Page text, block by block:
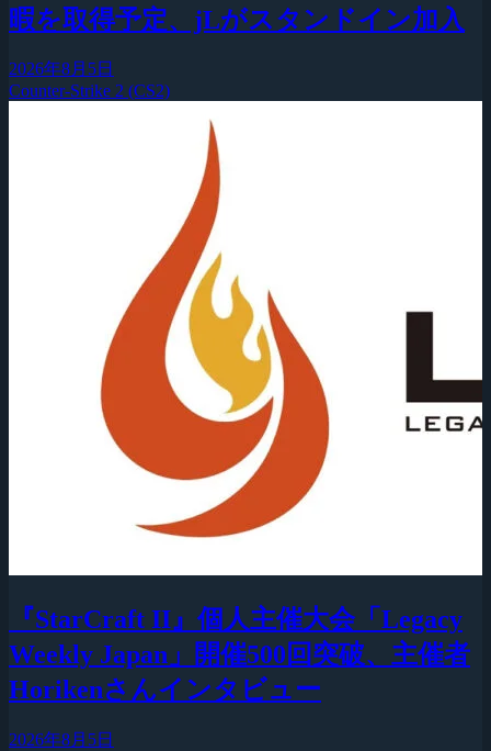
暇を取得予定、jLがスタンドイン加入
2026年8月5日
Counter-Strike 2 (CS2)
『StarCraft II』個人主催大会「Legacy
Weekly Japan」開催500回突破、主催者
Horikenさんインタビュー
2026年8月5日